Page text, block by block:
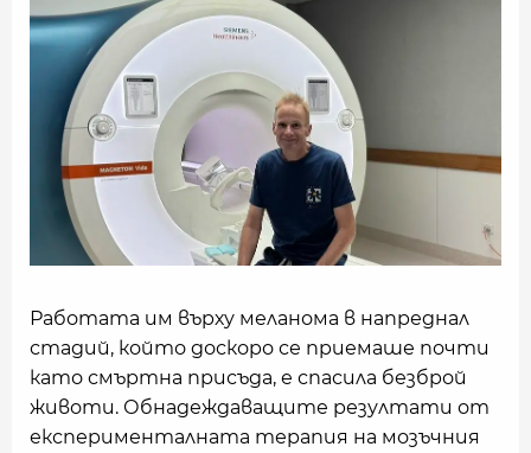
Работата им върху меланома в напреднал
стадий, който доскоро се приемаше почти
като смъртна присъда, е спасила безброй
животи. Обнадеждаващите резултати от
експерименталната терапия на мозъчния